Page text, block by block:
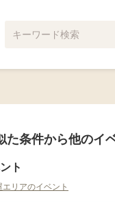
た条件から他のイ
ト
エリアのイベント